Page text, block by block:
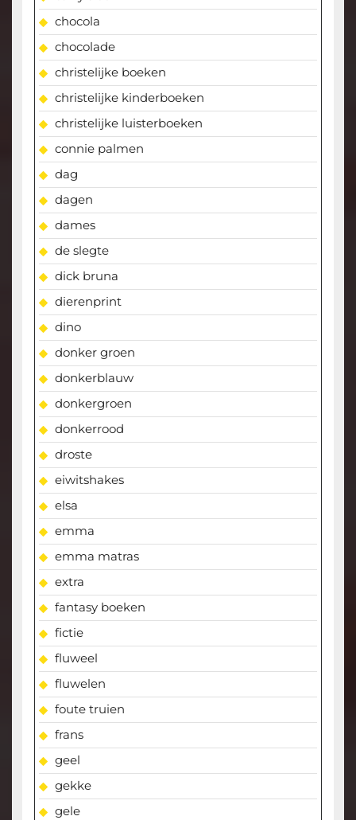
chocola
chocolade
christelijke boeken
christelijke kinderboeken
christelijke luisterboeken
connie palmen
dag
dagen
dames
de slegte
dick bruna
dierenprint
dino
donker groen
donkerblauw
donkergroen
donkerrood
droste
eiwitshakes
elsa
emma
emma matras
extra
fantasy boeken
fictie
fluweel
fluwelen
foute truien
frans
geel
gekke
gele